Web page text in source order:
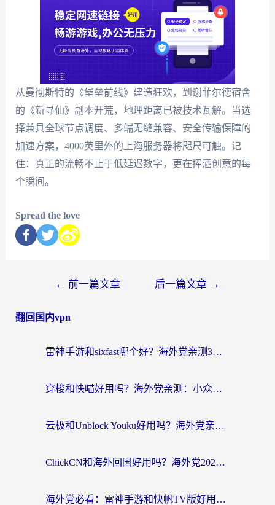
从曼彻斯特的《堡垒前线》建造狂欢，到谢菲尔德宿舍
的《新寻仙》副本开荒，地理距离已被技术瓦解。当选
择兼具全球节点调度、多端无缝兼容、安全传输保障的
加速方案，4000英里外的上海服务器将咫尺可触。记
住：真正的流畅不止于低延迟数字，更在挥洒创意的每
个瞬间。
Spread the love
← 前一篇文章 后一篇文章 →
翻回国内vpn
雷神手游和sixfast哪个好？海外党亲测3款回国加速器，教你选对不踩坑
穿梭和快喵好用吗？海外党亲测：小众加速器对比+番茄加速器深度体验
云极和Unblock Youku好用吗？海外党亲测+2026回国加速器避坑指南
ChickCN和海外回国好用吗？海外党2026亲测：从手游到影音，选对加速器的3个关键
海外党必看：雷神手游和快帆TV版好用吗？3步选对回国加速器不踩坑